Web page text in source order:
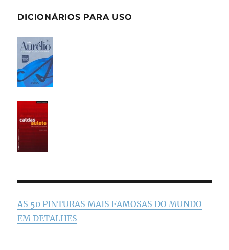
DICIONÁRIOS PARA USO
AS 50 PINTURAS MAIS FAMOSAS DO MUNDO
EM DETALHES